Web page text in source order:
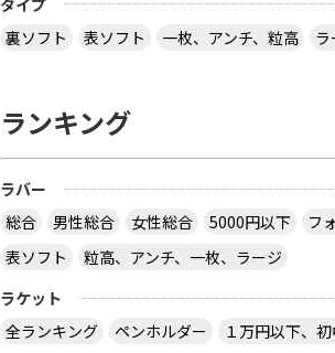
裏ソフト
表ソフト 一枚、アンチ、粒高 ラ
ランキング
ラバー
総合
男性総合 女性総合 5000円以下 フ
表ソフト
粒高、アンチ、一枚、ラージ
ラケット
全ランキング
ペンホルダー
１万円以下、